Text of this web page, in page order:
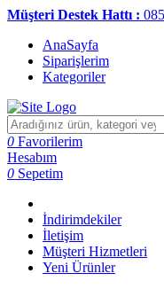
Müşteri Destek Hattı :
AnaSayfa
Siparişlerim
Kategoriler
0 Favorilerim
Hesabım
0 Sepetim
İndirimdekiler
İletişim
Müşteri Hizmetleri
Yeni Ürünler